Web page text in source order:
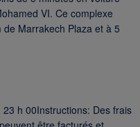
VI. Ce complexe
Marrakech Plaza et à 5
h 00Instructions: Des frais